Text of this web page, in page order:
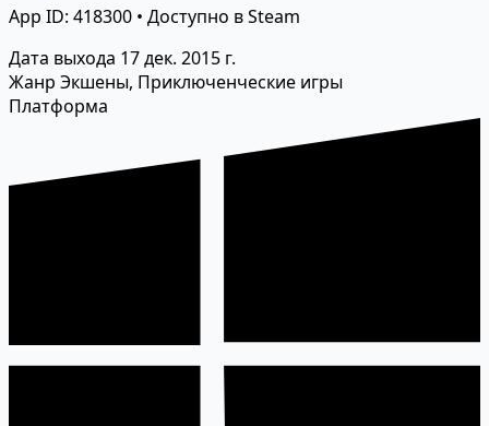
App ID: 418300 • Доступно в Steam
Дата выхода 17 дек. 2015 г.
Жанр Экшены, Приключенческие игры
Платформа